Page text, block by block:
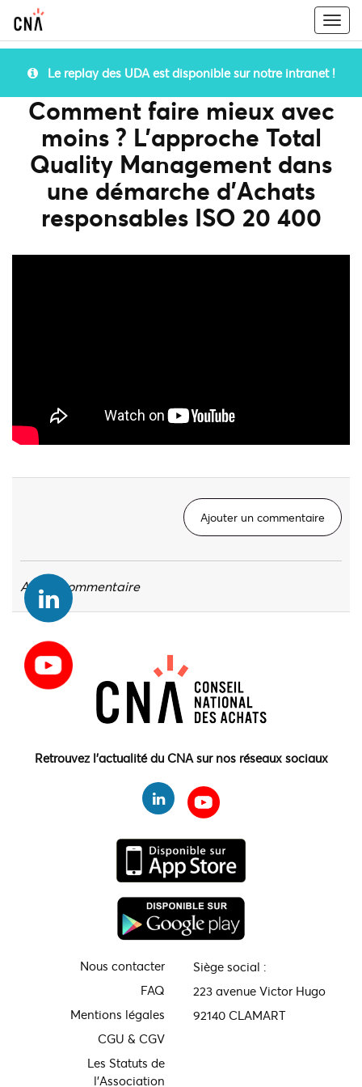
Le replay des UDA est disponible sur notre intranet !
Comment faire mieux avec
moins ? L’approche Total
Quality Management dans
une démarche d’Achats
responsables ISO 20 400
Ajouter un commentaire
Aucun commentaire
Retrouvez l'actualité du CNA sur nos réseaux sociaux
Nous contacter
FAQ
Mentions légales
CGU & CGV
Les Statuts de
l'Association
Siège social :
223 avenue Victor Hugo
92140 CLAMART